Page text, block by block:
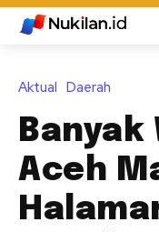
Aktual Daerah
Banyak
Aceh